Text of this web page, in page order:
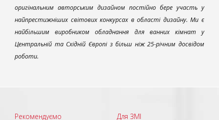
оригінальним авторським дизайном постійно бере участь у
найпрестижніших світових конкурсах в області дизайну. Ми є
найбільшим виробником обладнання для ванних кімнат у
Центральній та Східній Європі з більш ніж 25-річним досвідом
роботи.
Рекомендуємо Для ЗМІ